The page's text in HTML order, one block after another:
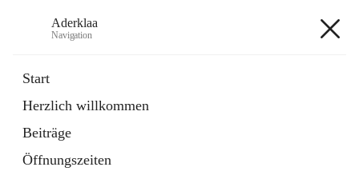
Aderklaa
Navigation
Start
Herzlich willkommen
Beiträge
Öffnungszeiten
6 Schnellzugriffe
Gemeinde